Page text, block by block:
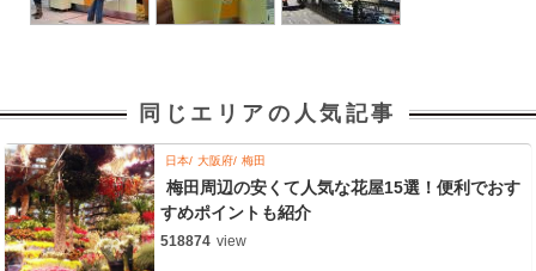
同じエリアの人気記事
日本 大阪府 梅田
梅田周辺の安くて人気な花屋15選！便利でおす
すめポイントも紹介
518874 view